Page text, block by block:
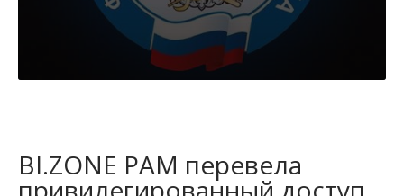
BI.ZONE PAM перевела